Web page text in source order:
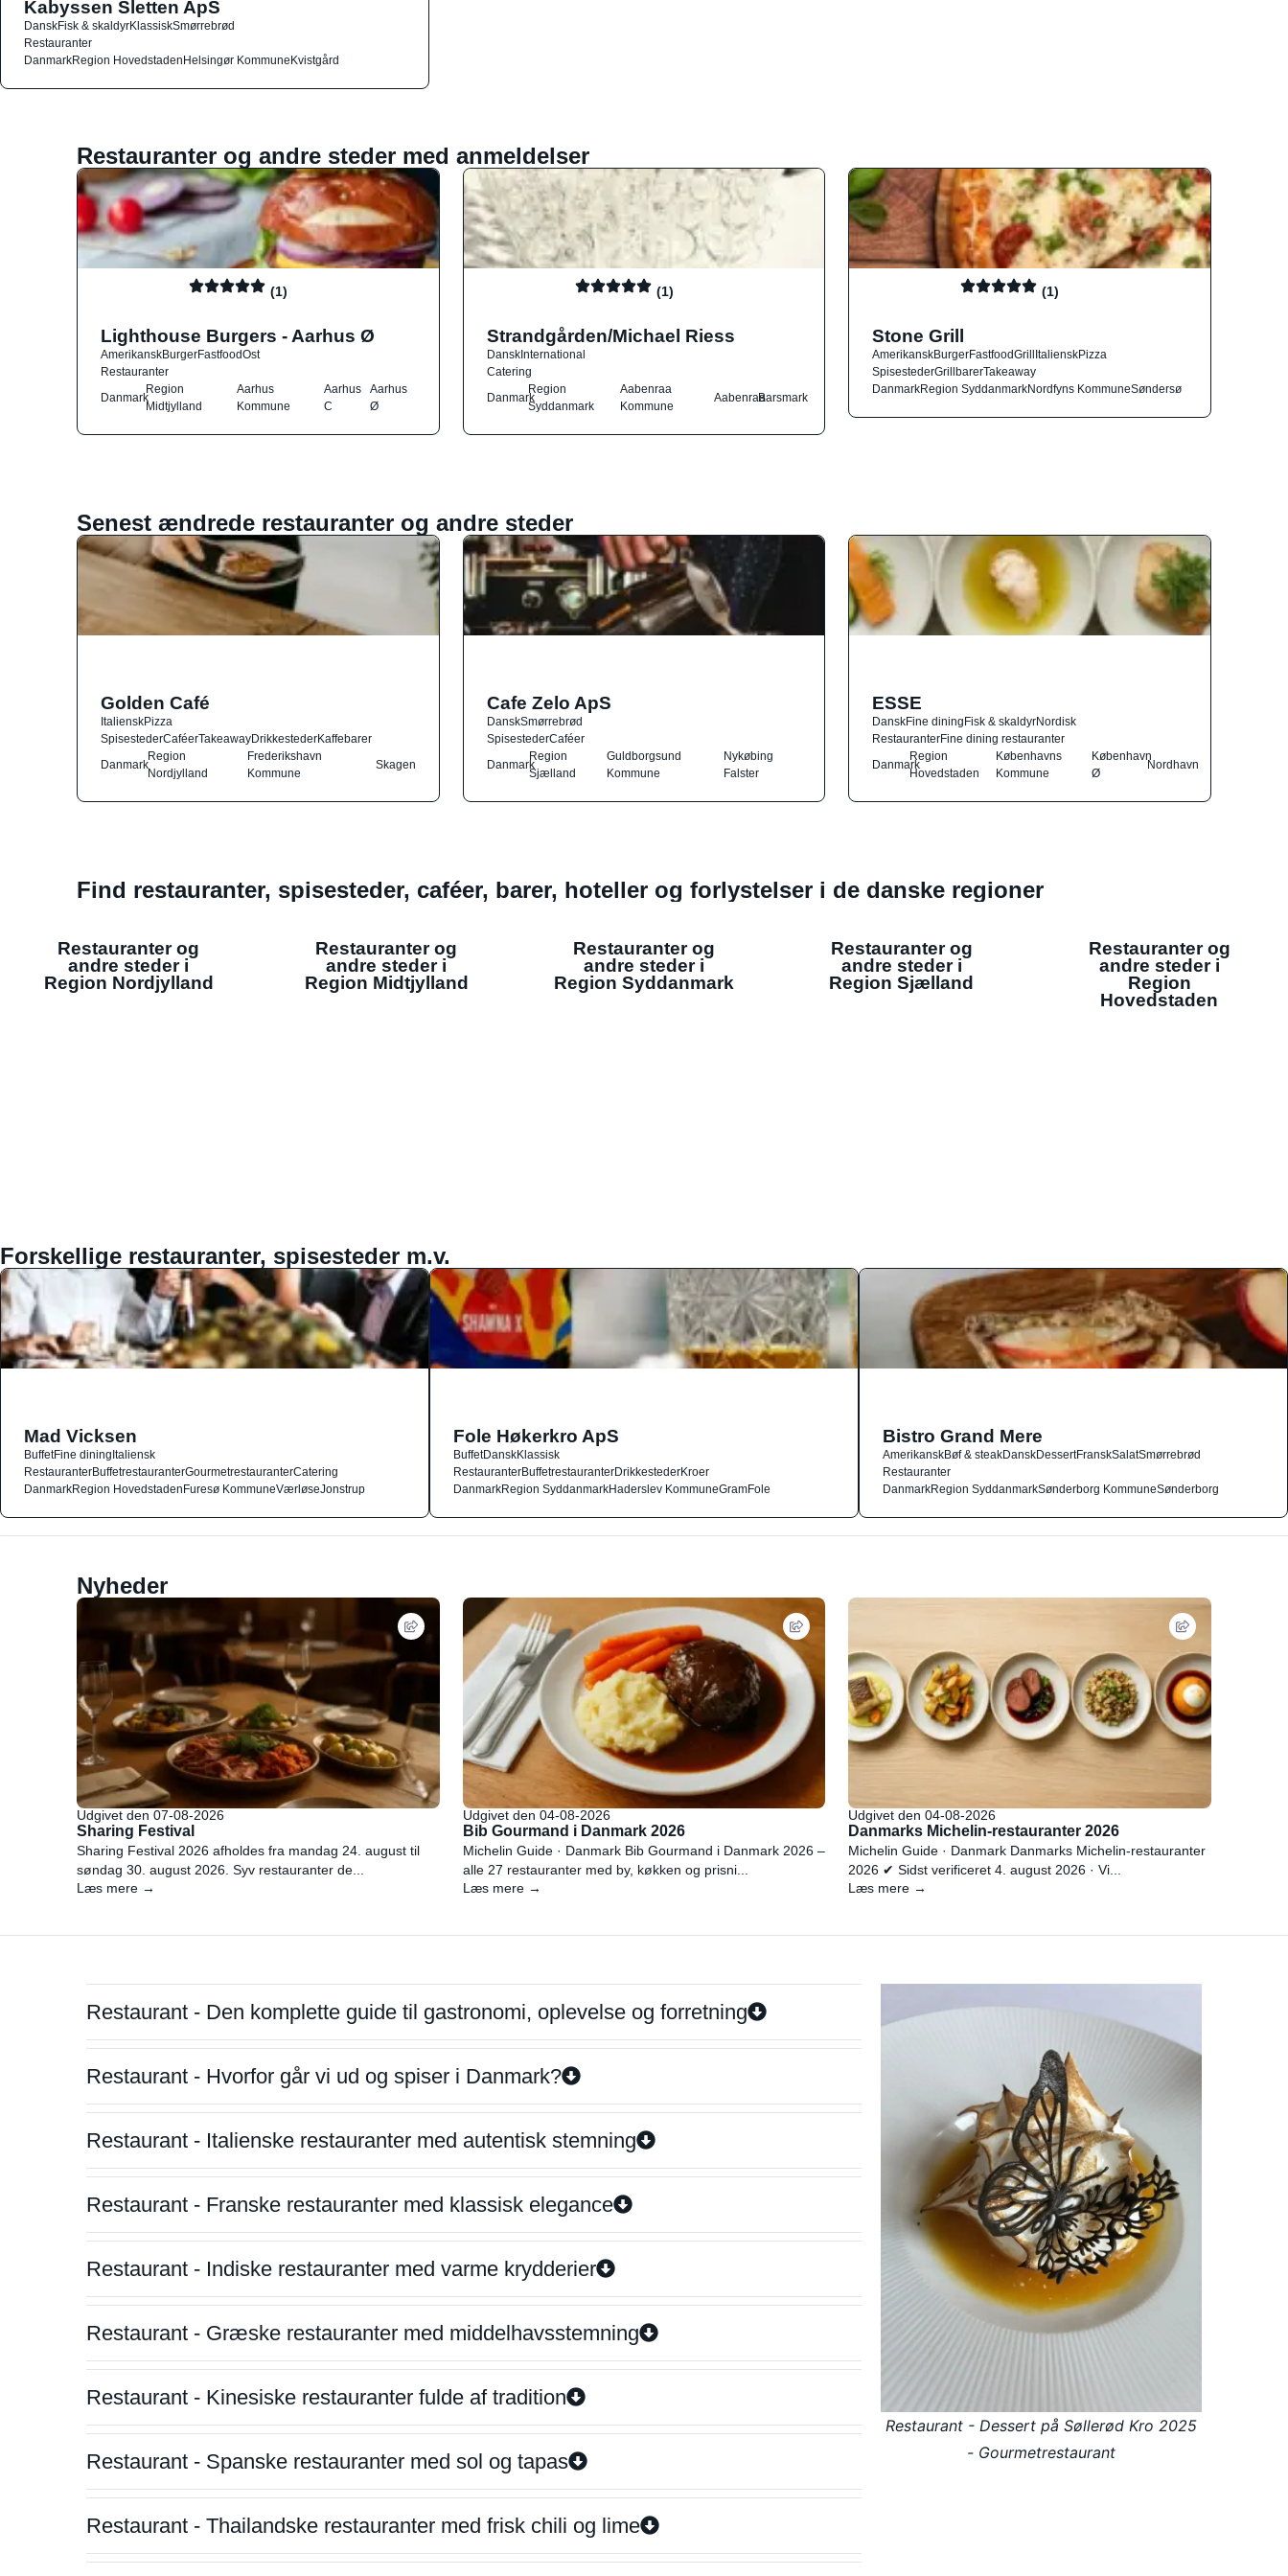
Kabyssen Sletten ApS
DanskFisk & skaldyrKlassiskSmørrebrød
Restauranter
DanmarkRegion HovedstadenHelsingør KommuneKvistgård
Restauranter og andre steder med anmeldelser
(1)
Lighthouse Burgers - Aarhus Ø
AmerikanskBurgerFastfoodOst
Restauranter
Danmark
Region
Midtjylland
Aarhus
Kommune
Aarhus
C
Aarhus
Ø
(1)
Strandgården/Michael Riess
DanskInternational
Catering
Danmark
Region
Syddanmark
Aabenraa
Kommune
AabenraaBarsmark
(1)
Stone Grill
AmerikanskBurgerFastfoodGrillItalienskPizza
SpisestederGrillbarerTakeaway
DanmarkRegion SyddanmarkNordfyns KommuneSøndersø
Senest ændrede restauranter og andre steder
Golden Café
ItalienskPizza
SpisestederCaféerTakeawayDrikkestederKaffebarer
Danmark
Region
Nordjylland
Frederikshavn
Kommune
Skagen
Cafe Zelo ApS
DanskSmørrebrød
SpisestederCaféer
Danmark
Region
Sjælland
Guldborgsund
Kommune
Nykøbing
Falster
ESSE
DanskFine diningFisk & skaldyrNordisk
RestauranterFine dining restauranter
Danmark
Region
Hovedstaden
Københavns
Kommune
København
Ø
Nordhavn
Find restauranter, spisesteder, caféer, barer, hoteller og forlystelser i de danske regioner
Restauranter og
andre steder i
Region Nordjylland
Restauranter og
andre steder i
Region Midtjylland
Restauranter og
andre steder i
Region Syddanmark
Restauranter og
andre steder i
Region Sjælland
Restauranter og
andre steder i
Region
Hovedstaden
Forskellige restauranter, spisesteder m.v.
Mad Vicksen
BuffetFine diningItaliensk
RestauranterBuffetrestauranterGourmetrestauranterCatering
DanmarkRegion HovedstadenFuresø KommuneVærløseJonstrup
Fole Høkerkro ApS
BuffetDanskKlassisk
RestauranterBuffetrestauranterDrikkestederKroer
DanmarkRegion SyddanmarkHaderslev KommuneGramFole
Bistro Grand Mere
AmerikanskBøf & steakDanskDessertFranskSalatSmørrebrød
Restauranter
DanmarkRegion SyddanmarkSønderborg KommuneSønderborg
Nyheder
Udgivet den 07-08-2026
Sharing Festival
Sharing Festival 2026 afholdes fra mandag 24. august til
søndag 30. august 2026. Syv restauranter de...
Læs mere →
Udgivet den 04-08-2026
Bib Gourmand i Danmark 2026
Michelin Guide · Danmark Bib Gourmand i Danmark 2026 –
alle 27 restauranter med by, køkken og prisni...
Læs mere →
Udgivet den 04-08-2026
Danmarks Michelin-restauranter 2026
Michelin Guide · Danmark Danmarks Michelin-restauranter
2026 ✔ Sidst verificeret 4. august 2026 · Vi...
Læs mere →
Restaurant - Den komplette guide til gastronomi, oplevelse og forretning
Restaurant - Hvorfor går vi ud og spiser i Danmark?
Restaurant - Italienske restauranter med autentisk stemning
Restaurant - Franske restauranter med klassisk elegance
Restaurant - Indiske restauranter med varme krydderier
Restaurant - Græske restauranter med middelhavsstemning
Restaurant - Kinesiske restauranter fulde af tradition
Restaurant - Spanske restauranter med sol og tapas
Restaurant - Thailandske restauranter med frisk chili og lime
Restaurant - Dessert på Søllerød Kro 2025
- Gourmetrestaurant